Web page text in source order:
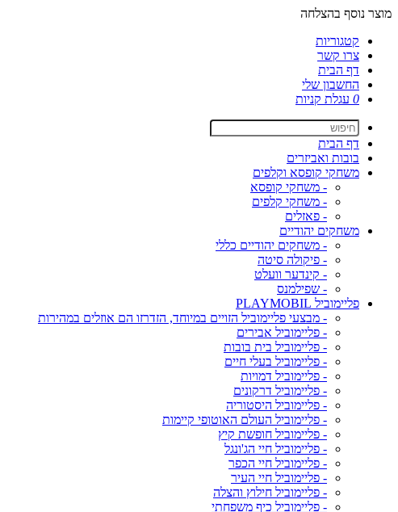
מוצר נוסף בהצלחה
קטגוריות
צרו קשר
דף הבית
החשבון שלי
0 עגלת קניות
דף הבית
בובות ואביזרים
משחקי קופסא וקלפים
- משחקי קופסא
- משחקי קלפים
- פאזלים
משחקים יהודיים
- משחקים יהודיים כללי
- פיקולה סיטה
- קינדער וועלט
- שפילמנס
פליימוביל PLAYMOBIL
- מבצעי פליימוביל הזויים במיוחד, הזדרזו הם אוזלים במהירות
- פליימוביל אבירים
- פליימוביל בית בובות
- פליימוביל בעלי חיים
- פליימוביל דמויות
- פליימוביל דרקונים
- פליימוביל היסטוריה
- פליימוביל העולם האוטופי קיימות
- פליימוביל חופשת קיץ
- פליימוביל חיי הג'ונגל
- פליימוביל חיי הכפר
- פליימוביל חיי העיר
- פליימוביל חילוץ והצלה
- פליימוביל כיף משפחתי